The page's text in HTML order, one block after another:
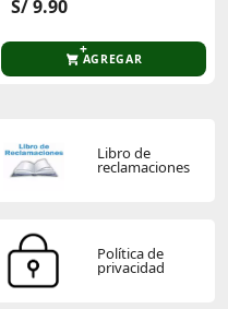
S/ 9.90
AGREGAR
Libro de
reclamaciones
Política de
privacidad